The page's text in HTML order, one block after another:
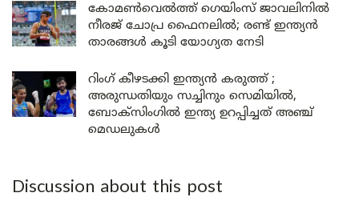
കോമൺവെൽത്ത് ഗെയിംസ് ജാവലിനിൽ
നീരജ് ചോപ്ര ഫൈനലിൽ; രണ്ട് ഇന്ത്യൻ
താരങ്ങൾ കൂടി യോഗ്യത നേടി
റിംഗ് കീഴടക്കി ഇന്ത്യൻ കരുത്ത് ;
അരുന്ധതിയും സച്ചിനും സെമിയിൽ,
ബോക്സിംഗിൽ ഇന്ത്യ ഉറപ്പിച്ചത് അഞ്ച്
മെഡലുകൾ
Discussion about this post